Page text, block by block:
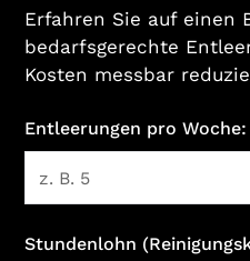
Erfahren Sie auf einen
bedarfsgerechte
Kosten messbar
Entleerungen pro Woche:
Stundenlohn